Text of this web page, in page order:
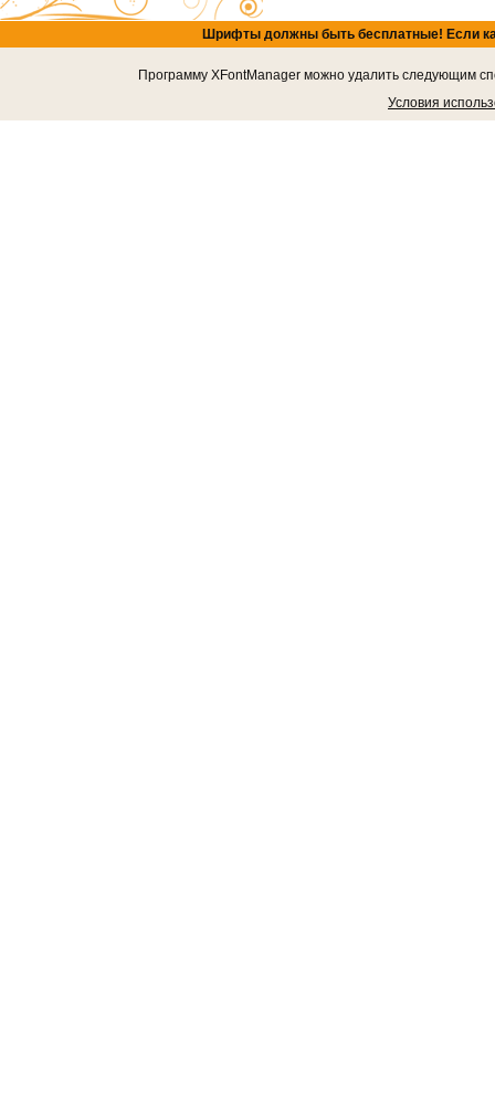
Шрифты должны быть бесплатные! Если
Программу XFontManager можно удалить следующим
Условия